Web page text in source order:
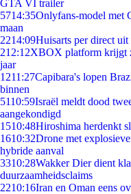
GTA VI trailer
5714:35Onlyfans-model met
maan
2214:09Huisarts per direct
212:12XBOX platform krijgt
jaar
1211:27Capibara's lopen
binnen
5110:59Israël meldt dood
aangekondigd
1510:48Hiroshima herdenkt
1610:32Drone met
hybride aanval
3310:28Wakker Dier dient
duurzaamheidsclaims
2210:16Iran en Oman eens